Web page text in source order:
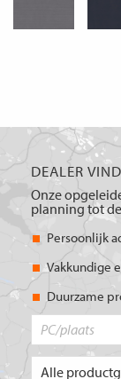
DEALER
Onze
planning tot
Persoonlijk
Vakkundige
Duurzame